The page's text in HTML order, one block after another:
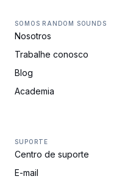
SOMOS RANDOM SOUNDS
Nosotros
Trabalhe conosco
Blog
Academia
SUPORTE
Centro de suporte
E-mail